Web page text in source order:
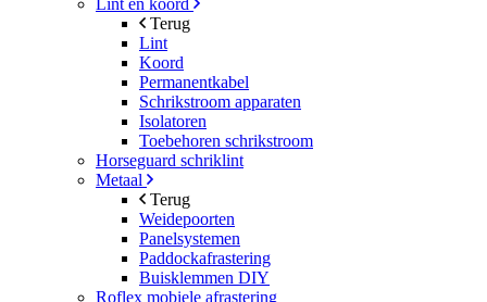
Lint en koord
Terug
Lint
Koord
Permanentkabel
Schrikstroom apparaten
Isolatoren
Toebehoren schrikstroom
Horseguard schriklint
Metaal
Terug
Weidepoorten
Panelsystemen
Paddockafrastering
Buisklemmen DIY
Roflex mobiele afrastering